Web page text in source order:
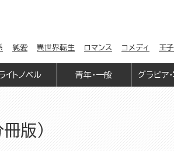
純愛 異世界転生 ロマンス コメディ 王子
イトノベル 青年・一般 グラビア
版）